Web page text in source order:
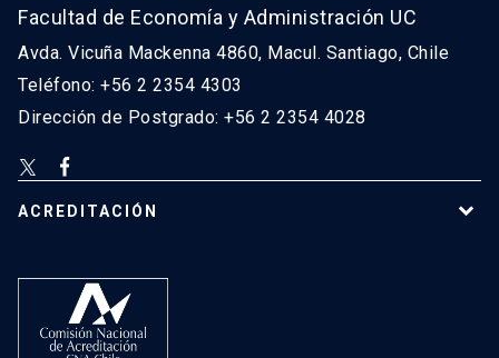
Facultad de Economía y Administración UC
Avda. Vicuña Mackenna 4860, Macul. Santiago, Chile
Teléfono: +56 2 2354 4303
Dirección de Postgrado: +56 2 2354 4028
ACREDITACIÓN